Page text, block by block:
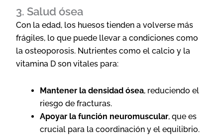
3. Salud ósea
Con la edad, los huesos tienden a volverse más
frágiles, lo que puede llevar a condiciones como
la osteoporosis. Nutrientes como el calcio y la
vitamina D son vitales para:
Mantener la densidad ósea, reduciendo el
riesgo de fracturas.
Apoyar la función neuromuscular, que es
crucial para la coordinación y el equilibrio.